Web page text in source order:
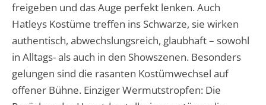
freigeben und das Auge perfekt lenken. Auch
Hatleys Kostüme treffen ins Schwarze, sie wirken
authentisch, abwechslungsreich, glaubhaft – sowohl
in Alltags- als auch in den Showszenen. Besonders
gelungen sind die rasanten Kostümwechsel auf
offener Bühne. Einziger Wermutstropfen: Die